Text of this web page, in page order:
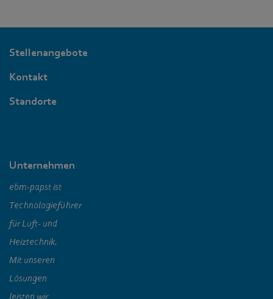
Stellenangebote
Kontakt
Standorte
Unternehmen
ebm‑papst ist
Technologieführer
für Luft- und
Heiztechnik.
Mit unseren
Lösungen
leisten wir